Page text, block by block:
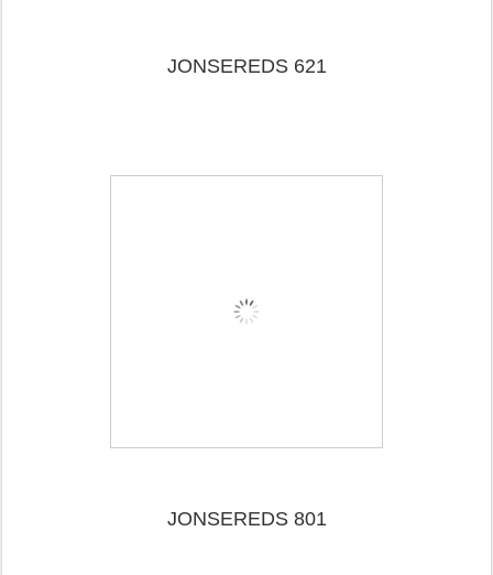
JONSEREDS 621
JONSEREDS 801